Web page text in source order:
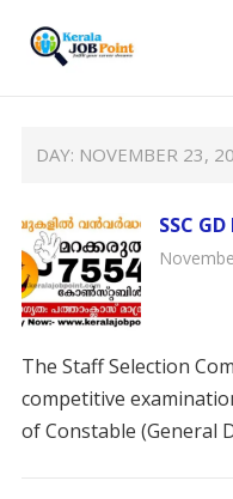
DAY: NOVEMBER 23,
SSC
The Staff Selection
competitive
of Constable (General